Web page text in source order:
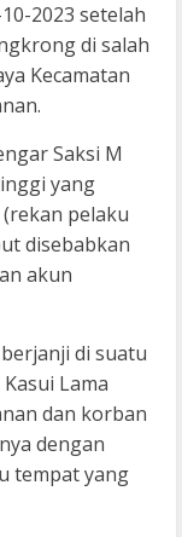
2023 setelah
di salah
Kecamatan
Saksi M
yang
pelaku
disebabkan
akun
di suatu
Lama
dan korban
dengan
tempat yang